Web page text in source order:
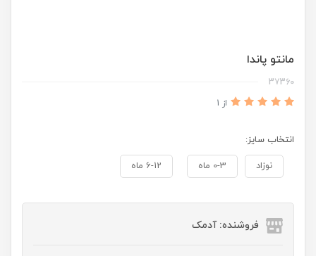
مانتو پاندا
37360
از 1
انتخاب سایز:
نوزاد 0-3 ماه 6-12 ماه
فروشنده: آدمک